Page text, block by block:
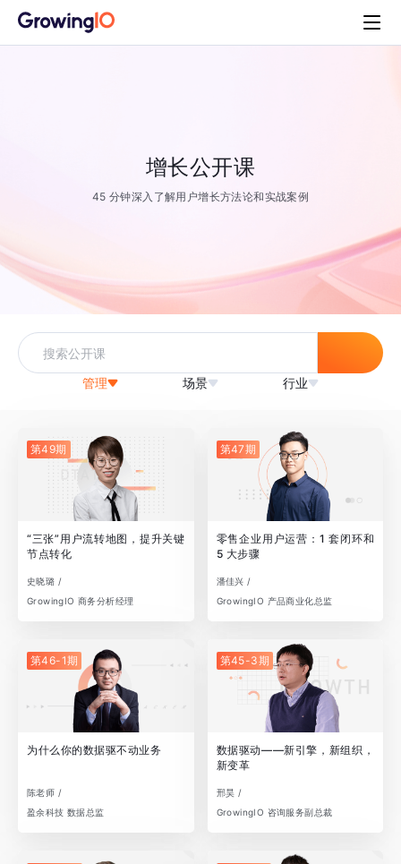
增长公开课
45 分钟深入了解用户增长方法论和实战案例
管理 场景 行业
第49期
“三张”用户流转地图，提升关键
节点转化
史晓璐 /
GrowingIO 商务分析经理
第47期
零售企业用户运营：1 套闭环和
5 大步骤
潘佳兴 /
GrowingIO 产品商业化总监
第46-1期
为什么你的数据驱不动业务
陈老师 /
盈余科技 数据总监
第45-3期
数据驱动——新引擎，新组织，
新变革
邢昊 /
GrowingIO 咨询服务副总裁